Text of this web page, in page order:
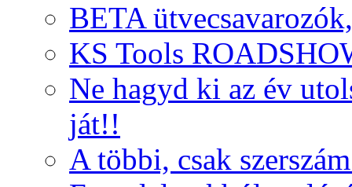
BETA
KS Tools
Ne hagyd ki az év
ját!!
A többi, csak